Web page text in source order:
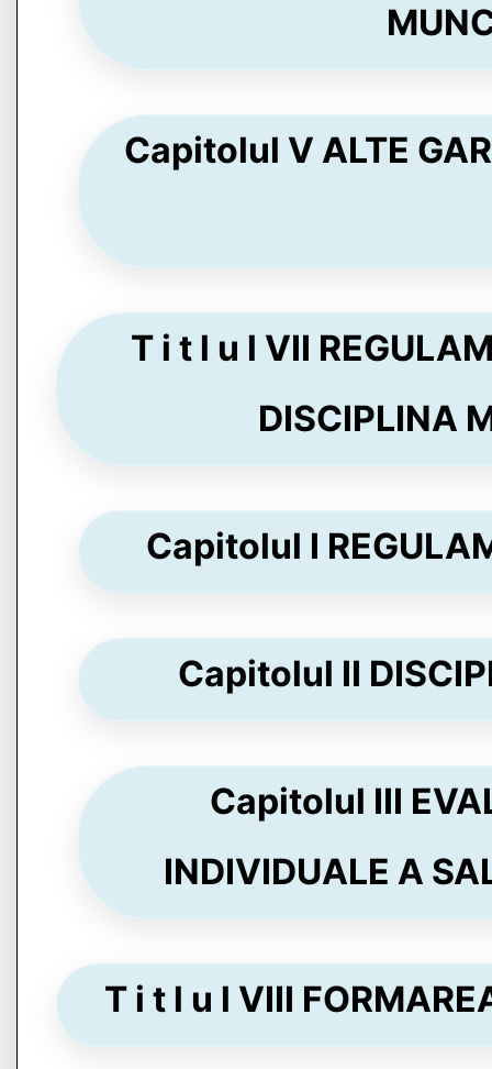
Capitolul V ALTE
T i t l u l VII
DISCIPLINA
Capitolul I
Capitolul II
Capitolul III
INDIVIDUALE A
T i t l u l VIII